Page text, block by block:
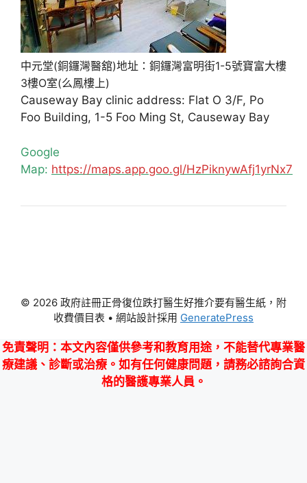
中元堂(銅鑼灣醫舘)地址：銅鑼灣富明街1-5號寶富大樓
3樓O室(么鳳樓上)
Causeway Bay clinic address: Flat O 3/F, Po
Foo Building, 1-5 Foo Ming St, Causeway Bay
Google
Map: https://maps.app.goo.gl/HzPiknywAfj1yrNx7
© 2026 政府註冊正骨復位跌打醫生好推介要有醫生紙，附
收費價目表 • 網站設計採用 GeneratePress
免責聲明 ：本文內容僅供參考和教育用途，不能替代專業醫
療建議、診斷或治療。如有任何健康問題，請務必諮詢合資
格的醫護專業人員。